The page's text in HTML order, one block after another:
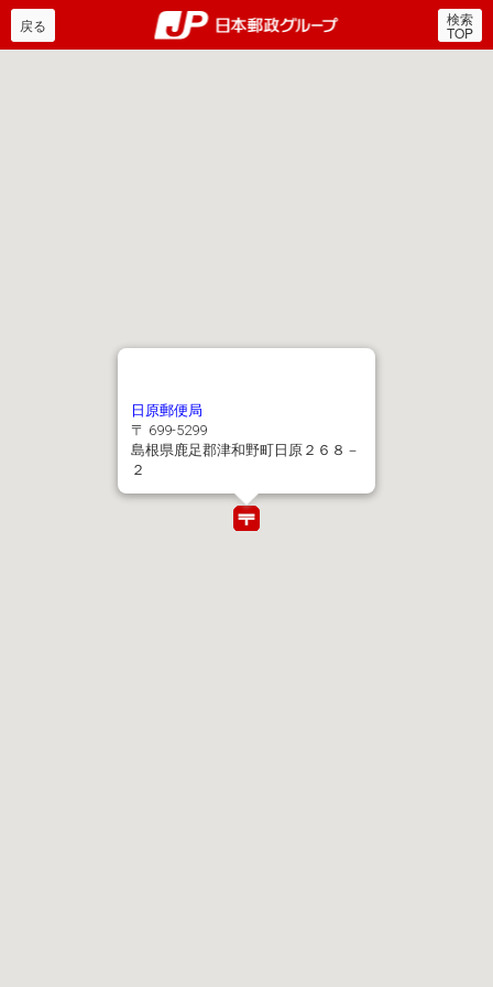
郵便局・日本郵政グルー
戻る 検索
TOP
日原郵便局
〒 699-5299
島根県鹿足郡津和野町日原２６８－
２